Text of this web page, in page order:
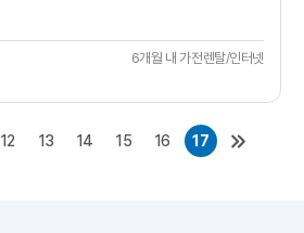
6개월 내 가전렌탈/인터넷
12 13 14 15 16 17